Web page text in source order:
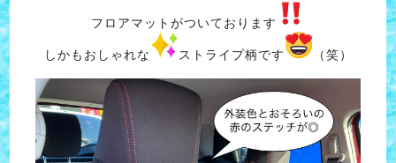
フロアマットがついております
しかもおしゃれな ストライプ柄です （笑）